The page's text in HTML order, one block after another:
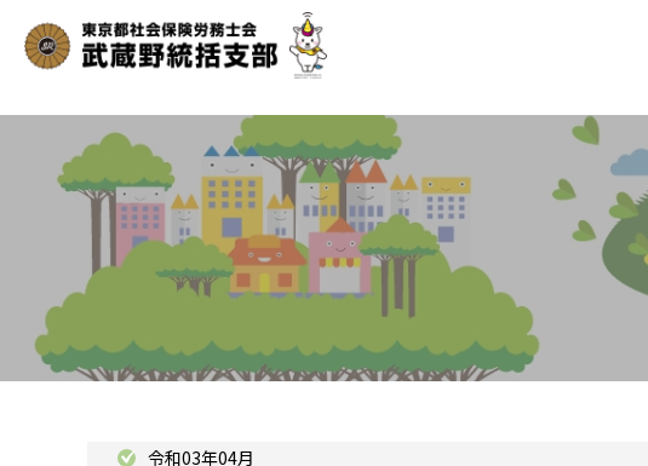
令和03年04月